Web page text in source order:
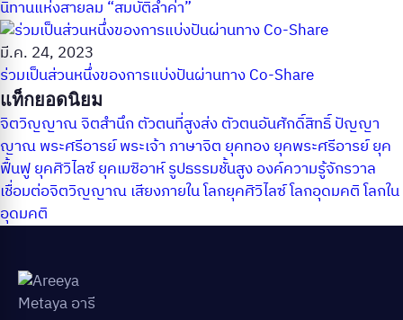
นิทานแห่งสายลม “สมบัติล้ำค่า”
มี.ค. 24, 2023
ร่วมเป็นส่วนหนึ่งของการแบ่งปันผ่านทาง Co-Share
แท็กยอดนิยม
จิตวิญญาณจิตสำนึก ตัวตนที่สูงส่งตัวตนอันศักดิ์สิทธิ์ปัญญา
ญาณพระศรีอารย์พระเจ้า ภาษาจิต ยุคทองยุคพระศรีอารย์ยุค
ฟื้นฟูยุคศิวิไลซ์ยุคเมซิอาห์รูปธรรมชั้นสูงองค์ความรู้จักรวาล
เชื่อมต่อจิตวิญญาณ เสียงภายในโลกยุคศิวิไลซ์โลกอุดมคติโลกใน
อุดมคติ